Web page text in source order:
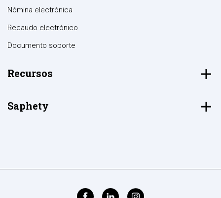
Nómina electrónica
Recaudo electrónico
Documento soporte
Recursos
Saphety